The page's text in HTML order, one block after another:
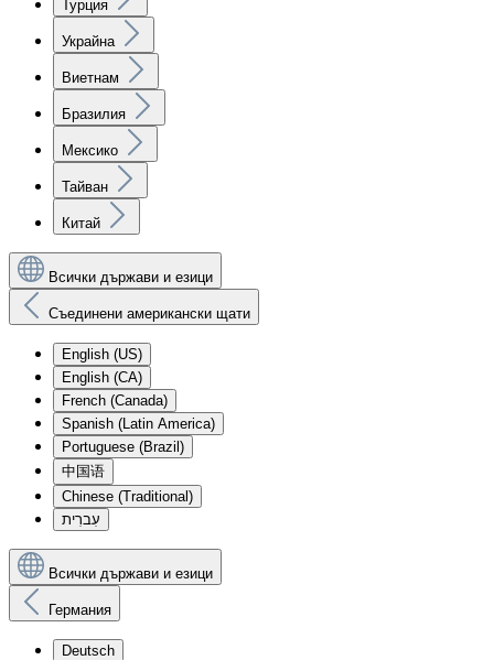
Турция
Украйна
Виетнам
Бразилия
Мексико
Тайван
Китай
Всички държави и езици
Съединени американски щати
English (US)
English (CA)
French (Canada)
Spanish (Latin America)
Portuguese (Brazil)
中国语
Chinese (Traditional)
עִברִית
Всички държави и езици
Германия
Deutsch